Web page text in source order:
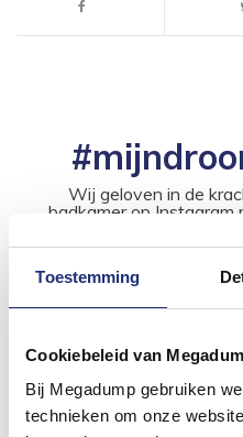
Toestemming
Cookiebeleid van
Bij Megadump gebruiken
technieken om onze
Wij geloven in de
badkamer op Instagram
inspirerende